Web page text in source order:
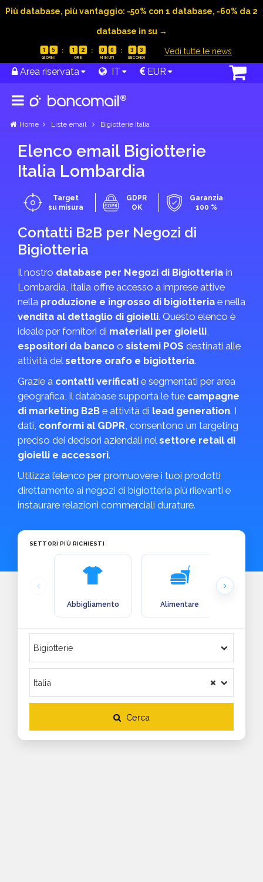
Più database, più vantaggio: -50% con 1 database, -60% da 2
database in su →
1 5 1 2 0 0 3 2 Vedi tutte le news
Area riservata IT EUR
Home Liste email Bigiotterie Italia
Elenco email Bigiotterie
Italia Lombardia
Target
su misura
GDPR
OK
Garanzia
100 %
Contatti B2B per Negozi di
Bigiotteria
Il nostro database per Negozi di Bigiotteria in
Lombardia, Italia offre accesso a imprese attive
nella produzione e ingrosso di bigiotteria e nella
vendita al dettaglio di gioielli. Questo elenco è
ideale per fornitori di materiali per gioielli,
espositori da banco o sistemi POS destinati alle
attività delsettore orafo e bigiotteria.
Grazie a contatti verificati e segmentati per area
geografica, il database supporta le tue campagne
di marketing B2B e attività di lead generation. I
dati, conformi al GDPR, consentono un targeting
preciso dei decisori aziendali nelsettore retail di
gioielli e accessori.
Utilizza l’elenco per promuovere i tuoi prodotti
direttamente ai negozi di bigiotteria più rilevanti e
instaurare relazioni commerciali durature.
SETTORI PIÙ RICHIESTI
Abbigliamento Alimentare
Cerca